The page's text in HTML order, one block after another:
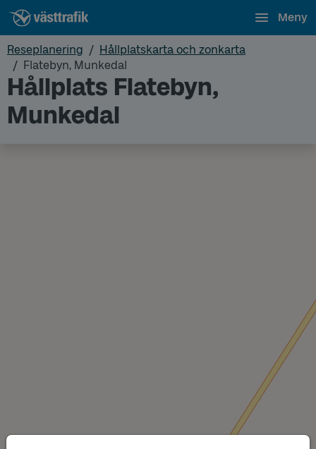
Meny
Reseplanering
Hållplatskarta och zonkarta
Flatebyn, Munkedal
Hållplats Flatebyn,
Munkedal